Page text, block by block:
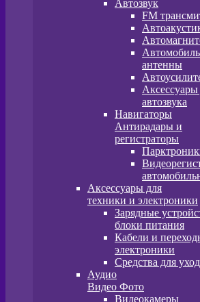
Автозвук
FM
антенны
Аксессуары
автозвука
Навигаторы
Антирадары и
регистраторы
Аксессуары для
техники и электроники
Зарядные
блоки питания
Кабели и
электроники
Средства для
Аудио
Видео Фото
Видеокамеры